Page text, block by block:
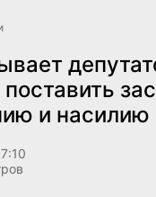
и насилию